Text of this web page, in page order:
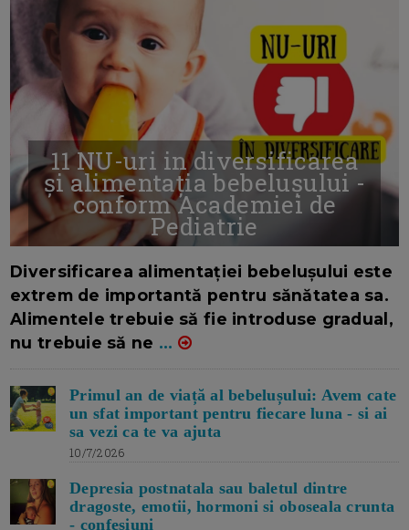
11 NU-uri in diversificarea
și alimentația bebelușului -
conform Academiei de
Pediatrie
Diversificarea alimentației bebelușului este
extrem de importantă pentru sănătatea sa.
Alimentele trebuie să fie introduse gradual,
nu trebuie să ne ...
Primul an de viață al bebelușului: Avem cate
un sfat important pentru fiecare luna - si ai
sa vezi ca te va ajuta
10/7/2026
Depresia postnatala sau baletul dintre
dragoste, emotii, hormoni si oboseala crunta
- confesiuni